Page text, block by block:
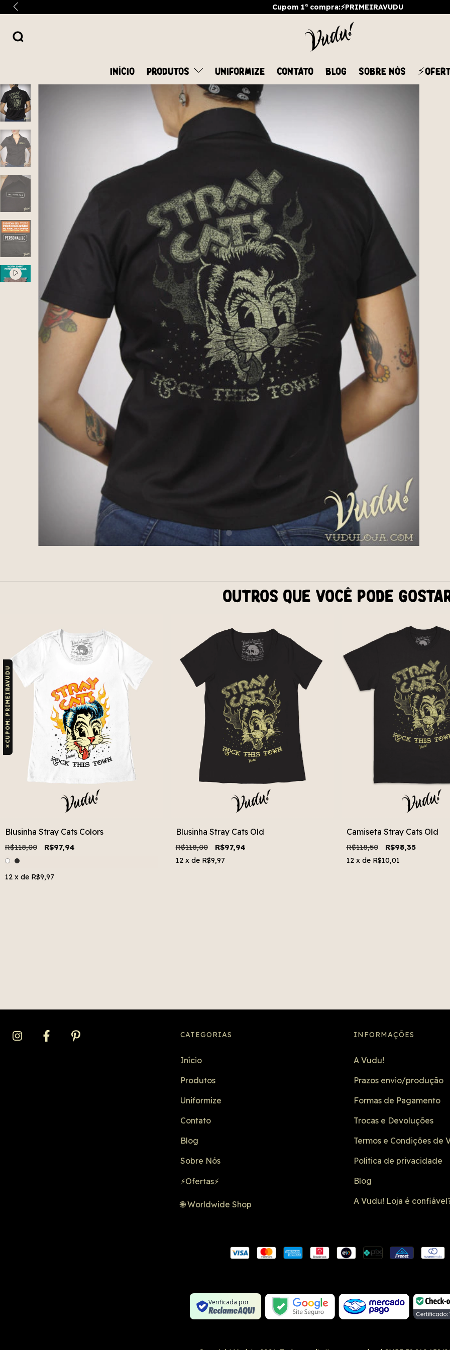
Cupom 1ª compra:⚡PRIMEIRAVUDU
INÍCIO PRODUTOS UNIFORMIZE CONTATO BLOG SOBRE NÓS
Outros que você pode
Blusinha Stray Cats Colors
R$118,00 R$97,94
12 x de R$9,97
Blusinha Stray Cats Old
R$118,00 R$97,94
12 x de R$9,97
Camiseta Stray Cats Old
R$118,50 R$98,35
12 x de R$10,01
CATEGORIAS
Início
Produtos
Uniformize
Contato
Blog
Sobre Nós
⚡Ofertas⚡
🌐 Worldwide Shop
INFORMAÇÕES
A Vudu!
Prazos envio/produção
Formas de Pagamento
Trocas e Devoluções
Termos e Condições de
Política de privacidade
Blog
A Vudu! Loja é
Verificada por
Conexão
✕
CUPOM: PRIMEIRAVUDU